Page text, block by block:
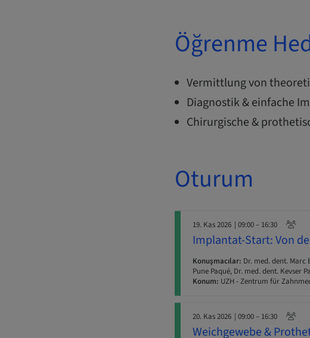
Öğrenme
Vermittlung von
Diagnostik & einfache
Chirurgische &
Oturum
19. Kas 2026 | 09:00 – 16:30
Implantat-Start: Von
Konuşmacılar: Dr. med. dent. Marc
Pune Paqué, Dr. med. dent. Kevser
Konum: UZH - Zentrum für
20. Kas 2026 | 09:00 – 16:30
Weichgewebe &